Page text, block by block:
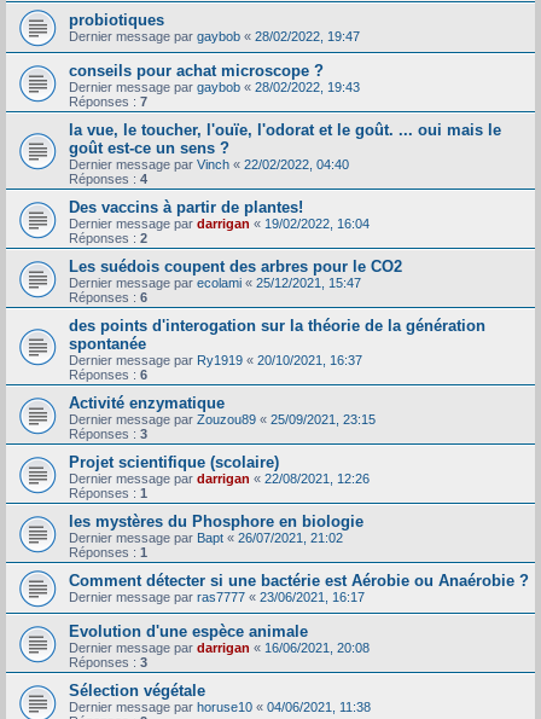
probiotiques
Dernier message par gaybob « 28/02/2022, 19:47
conseils pour achat microscope ?
Dernier message par gaybob « 28/02/2022, 19:43
Réponses : 7
la vue, le toucher, l'ouïe, l'odorat et le goût. ... oui mais le
goût est-ce un sens ?
Dernier message par Vinch « 22/02/2022, 04:40
Réponses : 4
Des vaccins à partir de plantes!
Dernier message par darrigan « 19/02/2022, 16:04
Réponses : 2
Les suédois coupent des arbres pour le CO2
Dernier message par ecolami « 25/12/2021, 15:47
Réponses : 6
des points d'interogation sur la théorie de la génération
spontanée
Dernier message par Ry1919 « 20/10/2021, 16:37
Réponses : 6
Activité enzymatique
Dernier message par Zouzou89 « 25/09/2021, 23:15
Réponses : 3
Projet scientifique (scolaire)
Dernier message par darrigan « 22/08/2021, 12:26
Réponses : 1
les mystères du Phosphore en biologie
Dernier message par Bapt « 26/07/2021, 21:02
Réponses : 1
Comment détecter si une bactérie est Aérobie ou Anaérobie ?
Dernier message par ras7777 « 23/06/2021, 16:17
Evolution d'une espèce animale
Dernier message par darrigan « 16/06/2021, 20:08
Réponses : 3
Sélection végétale
Dernier message par horuse10 « 04/06/2021, 11:38